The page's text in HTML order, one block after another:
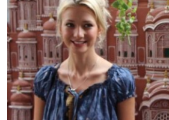
СОВЕТЫ ПРАВОЗАЩИТНИКОВ
ПРОПАВШИЕ БЕЗ ВЕСТИ
ПОБЕДИТЕЛЕЙ НЕ СУДЯТ?
КРЫМ.НЕПОКОРЕННЫЙ
ELIFBE
УКРАИНСКАЯ ПРОБЛЕМА КРЫМА
Qırımtatar
ПРИСОЕДИНЯЙТЕСЬ!